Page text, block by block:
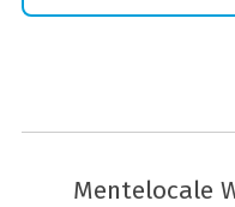
Mentelocale